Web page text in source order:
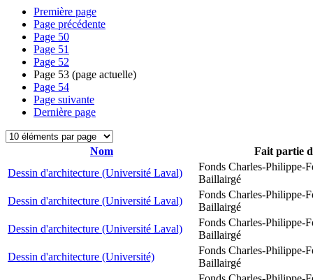
Première page
Page précédente
Page 50
Page 51
Page 52
Page 53 (page actuelle)
Page 54
Page suivante
Dernière page
Nom
Fait partie
Dessin d'architecture (Université Laval)
Fonds Charles-Philippe-
Baillairgé
Dessin d'architecture (Université Laval)
Fonds Charles-Philippe-
Baillairgé
Dessin d'architecture (Université Laval)
Fonds Charles-Philippe-
Baillairgé
Dessin d'architecture (Université)
Fonds Charles-Philippe-
Baillairgé